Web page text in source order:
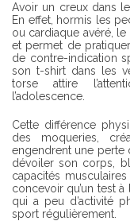
Avoir un creux dans
En effet, hormis les
ou cardiaque avéré, le
et permet de
de contre-indication
son t-shirt dans les
torse attire
l’adolescence.
Cette différence
des moqueries,
engendrent une perte
dévoiler son corps,
capacités
concevoir qu’un test
qui a peu d’activité
sport régulièrement.